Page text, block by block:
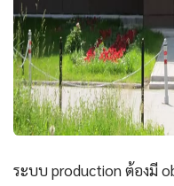
ระบบ production ต้องมี